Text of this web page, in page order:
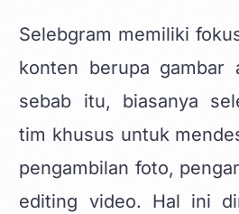
Selebgram memiliki
konten berupa gambar
sebab itu, biasanya
tim khusus untuk
pengambilan foto,
editing video. Hal ini